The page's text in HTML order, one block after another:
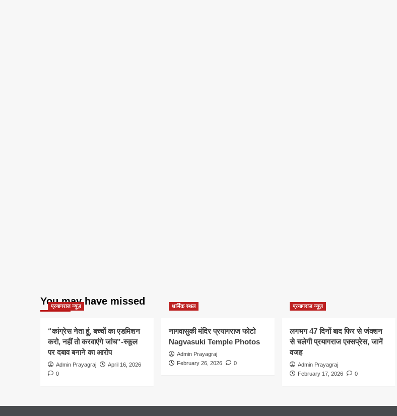
You may have missed
प्रयागराज न्यूज़
“कांग्रेस नेता हूं, बच्चों का एडमिशन
करो, नहीं तो करवाएंगे जांच”-स्कूल
पर दबाव बनाने का आरोप
Admin Prayagraj
April 16, 2026
0
धार्मिक स्थल
नागवासुकी मंदिर प्रयागराज फोटो
Nagvasuki Temple Photos
Admin Prayagraj
February 26, 2026
0
प्रयागराज न्यूज़
लगभग 47 दिनों बाद फिर से जंक्शन
से चलेगी प्रयागराज एक्सप्रेस, जानें
वजह
Admin Prayagraj
February 17, 2026
0